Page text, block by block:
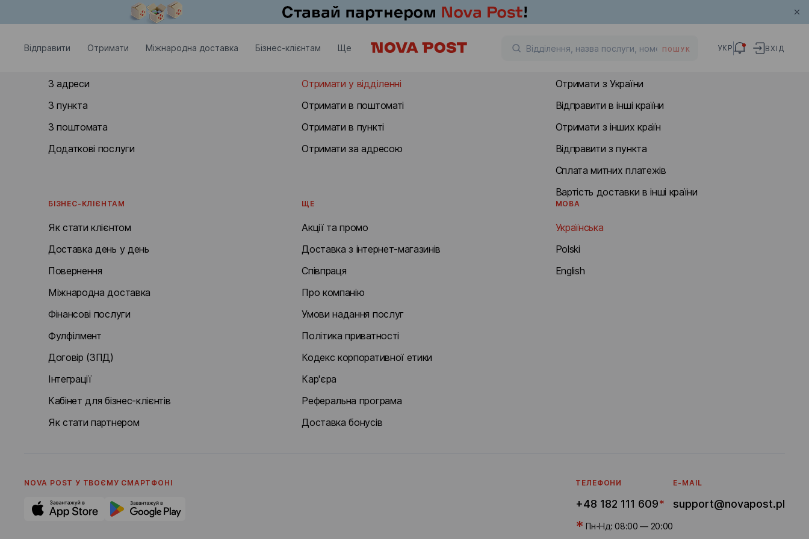
Відправити Отримати Міжнародна доставка Бізнес-клієнтам Ще ПОШУК УКР ВХІД
З адреси
З пункта
З поштомата
Додаткові послуги
Отримати у відділенні
Отримати в поштоматі
Отримати в пункті
Отримати за адресою
Отримати з України
Відправити в інші країни
Отримати з інших країн
Відправити з пункта
Сплата митних платежів
Вартість доставки в інші країни
БІЗНЕС-КЛІЄНТАМ
Як стати клієнтом
Доставка день у день
Повернення
Міжнародна доставка
Фінансові послуги
Фулфілмент
Договір (ЗПД)
Інтеграції
Кабінет для бізнес-клієнтів
Як стати партнером
ЩЕ
Акції та промо
Доставка з інтернет-магазинів
Співпраця
Про компанію
Умови надання послуг
Політика приватності
Кодекс корпоративної етики
Кар'єра
Реферальна програма
Доставка бонусів
МОВА
Українська
Polski
English
NOVA POST У ТВОЄМУ СМАРТФОНI ТЕЛЕФОНИ
+48 182 111 609*
* Пн-Нд: 08:00 — 20:00
E-MAIL
support@novapost.pl